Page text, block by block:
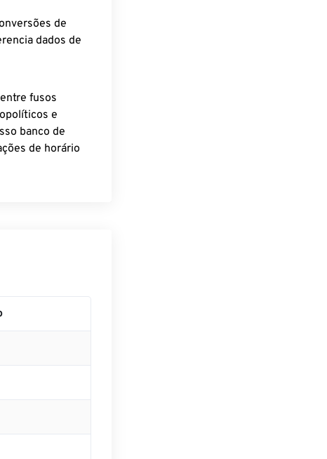
de
dados de
fusos
e
banco de
de horário